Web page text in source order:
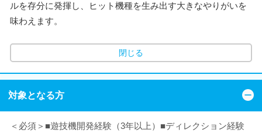
ルを存分に発揮し、ヒット機種を生み出す大きなやりがいを
味わえます。
閉じる
対象となる方
＜必須＞■遊技機開発経験（3年以上）■ディレクション経験